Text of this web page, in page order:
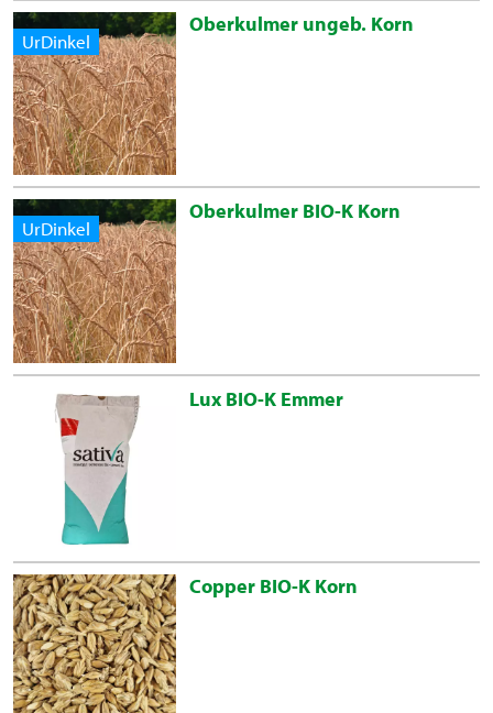
UrDinkel
Oberkulmer ungeb. Korn
UrDinkel
Oberkulmer BIO-K Korn
Lux BIO-K Emmer
Copper BIO-K Korn